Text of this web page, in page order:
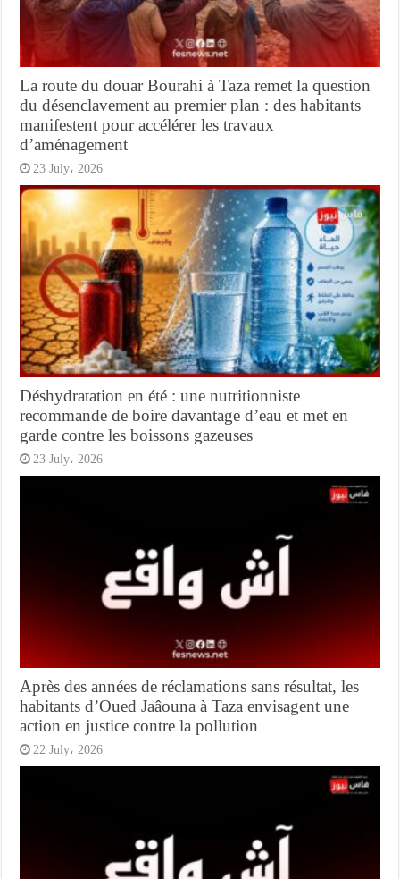
La route du douar Bourahi à Taza remet la question
du désenclavement au premier plan : des habitants
manifestent pour accélérer les travaux
d’aménagement
23 July، 2026
Déshydratation en été : une nutritionniste
recommande de boire davantage d’eau et met en
garde contre les boissons gazeuses
23 July، 2026
Après des années de réclamations sans résultat, les
habitants d’Oued Jaâouna à Taza envisagent une
action en justice contre la pollution
22 July، 2026